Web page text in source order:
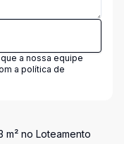
a nossa equipe
a política de
m² no Loteamento